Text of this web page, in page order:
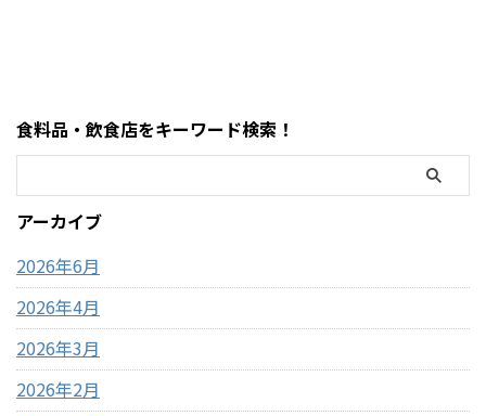
2,200円前後・内容量は450gの
大容量・ピスタチオ×サクサ
「ドバイチョコ」がコスパよ
く買える・甘さ＋ナッツ＋食
ドバイ ...
500Wで約2分30秒〜3分30秒が
目安・「ポンポン音が止まる
前」が完成のタイミング・1袋
約59円でコスパ最強 コストコ
食料品・飲食店をキーワード検索！
アーカイブ
2026年6月
2026年4月
2026年3月
2026年2月